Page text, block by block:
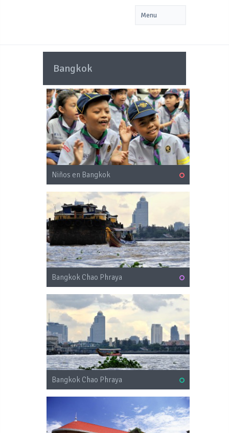
Bangkok
Niños en Bangkok
Bangkok Chao Phraya
Bangkok Chao Phraya